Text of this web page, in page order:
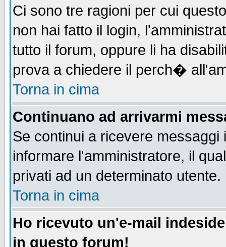
Ci sono tre ragioni per cui
non hai fatto il login,
tutto il forum, oppure li ha
prova a chiedere il perch�
Torna in cima
Continuano ad arrivarmi
Se continui a ricevere
informare l'amministratore, il
privati ad un determinato utente.
Torna in cima
Ho ricevuto un'e-mail
in questo forum!